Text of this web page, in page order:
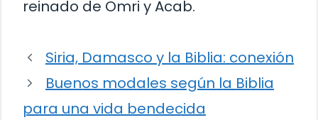
reinado de Omri y Acab.
Siria, Damasco y la Biblia: conexión
Buenos modales según la Biblia
para una vida bendecida